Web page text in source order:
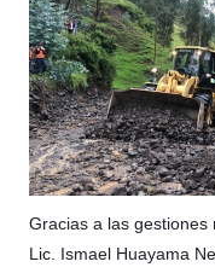
Gracias a las
Lic. Ismael Huayama